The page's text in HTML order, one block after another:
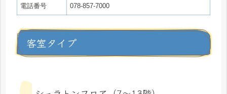
電話番号 078-857-7000
客室タイプ